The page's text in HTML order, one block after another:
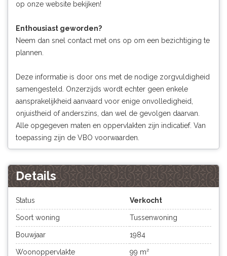
op onze website bekijken!
Enthousiast geworden?
Neem dan snel contact met ons op om een bezichtiging te
plannen.
Deze informatie is door ons met de nodige zorgvuldigheid
samengesteld. Onzerzijds wordt echter geen enkele
aansprakelijkheid aanvaard voor enige onvolledigheid,
onjuistheid of anderszins, dan wel de gevolgen daarvan.
Alle opgegeven maten en oppervlakten zijn indicatief. Van
toepassing zijn de VBO voorwaarden.
Details
Status Verkocht
Soort woning Tussenwoning
Bouwjaar 1984
Woonoppervlakte 99 m²